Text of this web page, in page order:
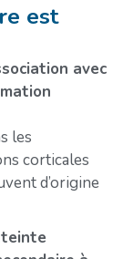
est
avec
les
corticales
d’origine